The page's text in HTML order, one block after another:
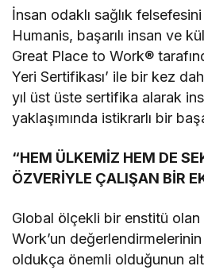
İnsan odaklı sağlık
Humanis, başarılı insan ve
Great Place to Work®
Yeri Sertifikası’ ile bir kez
yıl üst üste sertifika alarak
yaklaşımında istikrarlı bir
“HEM ÜLKEMİZ HEM DE
ÖZVERİYLE ÇALIŞAN BİR
Global ölçekli bir enstitü
Work’un
oldukça önemli olduğunun